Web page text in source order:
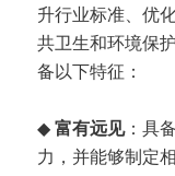
升行业标准、优
共卫生和环境保
备以下特征：
◆富有远见：具
力，并能够制定